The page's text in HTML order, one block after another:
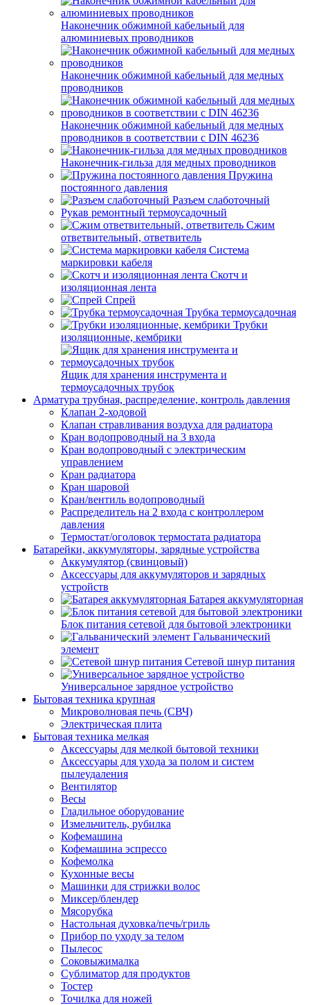
Наконечник обжимной кабельный для
алюминиевых проводников
Наконечник обжимной кабельный для медных
проводников
Наконечник обжимной кабельный для медных
проводников в соответствии с DIN 46236
Наконечник-гильза для медных проводников
Пружина
постоянного давления
Разъем слаботочный
Рукав ремонтный термоусадочный
Сжим
ответвительный, ответвитель
Система
маркировки кабеля
Скотч и
изоляционная лента
Спрей
Трубка термоусадочная
Трубки
изоляционные, кембрики
Ящик для хранения инструмента и
термоусадочных трубок
Арматура трубная, распределение, контроль давления
Клапан 2-ходовой
Клапан стравливания воздуха для радиатора
Кран водопроводный на 3 входа
Кран водопроводный с электрическим
управлением
Кран радиатора
Кран шаровой
Кран/вентиль водопроводный
Распределитель на 2 входа с контроллером
давления
Термостат/оголовок термостата радиатора
Батарейки, аккумуляторы, зарядные устройства
Аккумулятор (свинцовый)
Аксессуары для аккумуляторов и зарядных
устройств
Батарея аккумуляторная
Блок питания сетевой для бытовой электроники
Гальванический
элемент
Сетевой шнур питания
Универсальное зарядное устройство
Бытовая техника крупная
Микроволновая печь (СВЧ)
Электрическая плита
Бытовая техника мелкая
Аксессуары для мелкой бытовой техники
Аксессуары для ухода за полом и систем
пылеудаления
Вентилятор
Весы
Гладильное оборудование
Измельчитель, рубилка
Кофемашина
Кофемашина эспрессо
Кофемолка
Кухонные весы
Машинки для стрижки волос
Миксер/блендер
Мясорубка
Настольная духовка/печь/гриль
Прибор по уходу за телом
Пылесос
Соковыжималка
Сублиматор для продуктов
Тостер
Точилка для ножей